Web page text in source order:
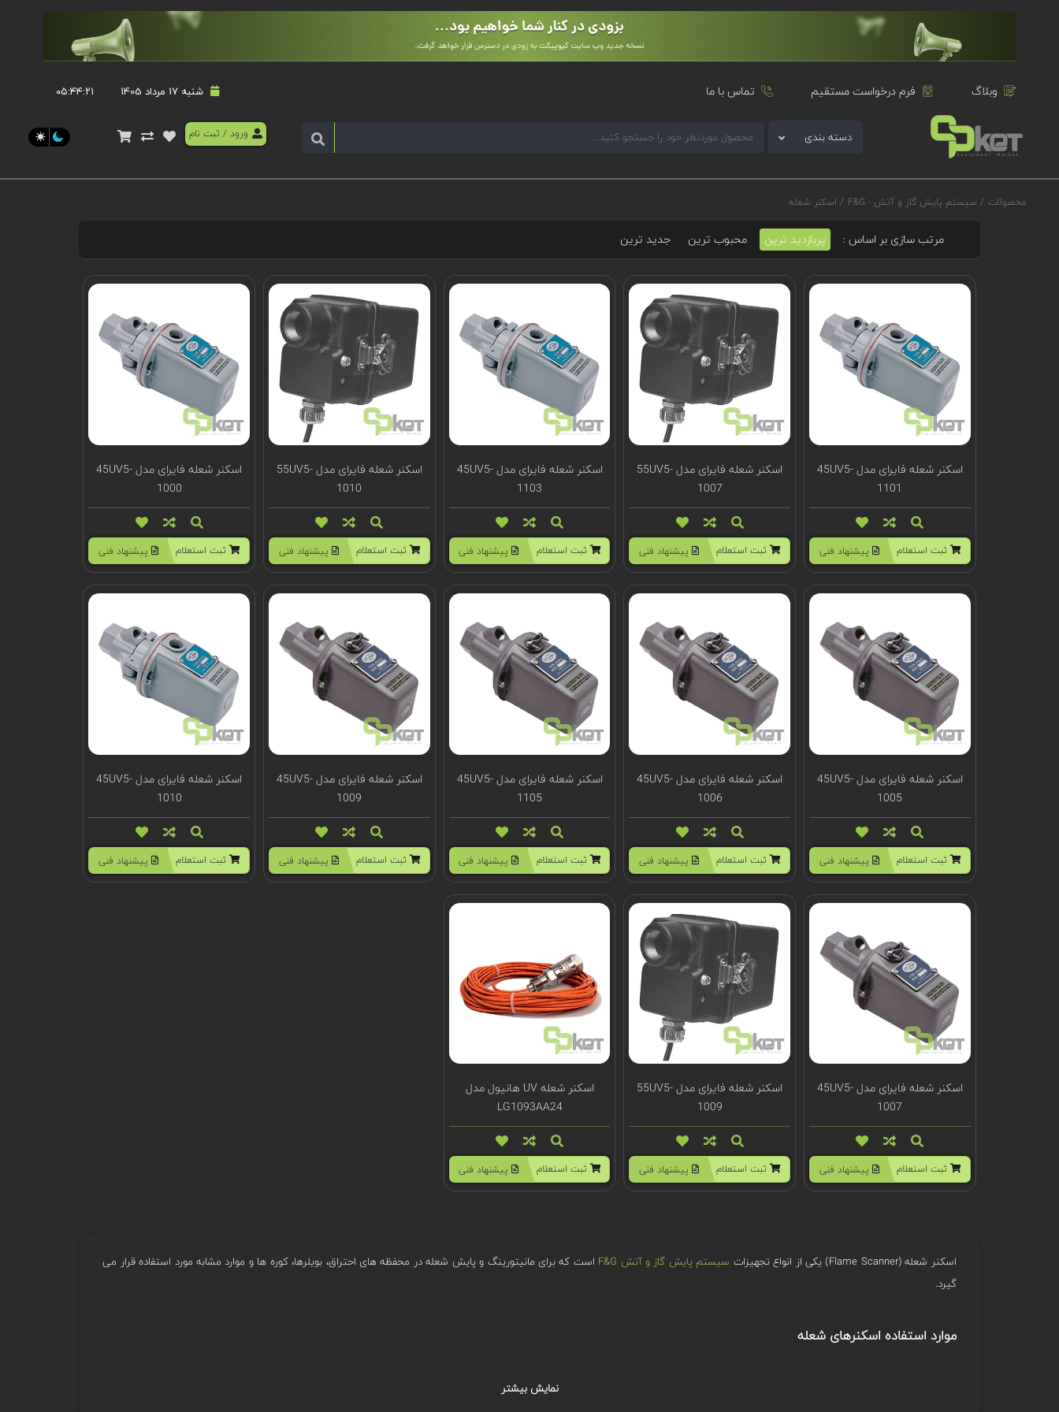
وبلاگ فرم درخواست مستقیم تماس با ما شنبه 17 مرداد 1405 ۰۵:۴۴:۲۲
دسته بندی ورود / ثبت نام
محصولات / سیستم پایش گاز و آتش - F&G / اسکنر شعله
مرتب سازی بر اساس : پربازدید ترین محبوب ترین جدید ترین
اسکنر شعله فایرای مدل 45UV5-
1101
ثبت استعلام پیشنهاد فنی
اسکنر شعله فایرای مدل 55UV5-
1007
ثبت استعلام پیشنهاد فنی
اسکنر شعله فایرای مدل 45UV5-
1103
ثبت استعلام پیشنهاد فنی
اسکنر شعله فایرای مدل 55UV5-
1010
ثبت استعلام پیشنهاد فنی
اسکنر شعله فایرای مدل 45UV5-
1000
ثبت استعلام پیشنهاد فنی
اسکنر شعله فایرای مدل 45UV5-
1005
ثبت استعلام پیشنهاد فنی
اسکنر شعله فایرای مدل 45UV5-
1006
ثبت استعلام پیشنهاد فنی
اسکنر شعله فایرای مدل 45UV5-
1105
ثبت استعلام پیشنهاد فنی
اسکنر شعله فایرای مدل 45UV5-
1009
ثبت استعلام پیشنهاد فنی
اسکنر شعله فایرای مدل 45UV5-
1010
ثبت استعلام پیشنهاد فنی
اسکنر شعله فایرای مدل 45UV5-
1007
ثبت استعلام پیشنهاد فنی
اسکنر شعله فایرای مدل 55UV5-
1009
ثبت استعلام پیشنهاد فنی
اسکنر شعله UV هانیول مدل
LG1093AA24
ثبت استعلام پیشنهاد فنی
اسکنر شعله (Flame Scanner) یکی از انواع تجهیزات سیستم پایش گاز و آتش F&G
است که برای مانیتورینگ و پایش شعله در محفظه های احتراق، بویلرها، کوره ها و موارد مشابه مورد استفاده قرار می
گیرد.
موارد استفاده اسکنرهای شعله
همه شعله ها چه از سوختن چوب، نفت، گاز، زغال سنگ و یا حتی شمع باشند، گرما و نور (انرژی تابشی) تولید می کنند و در طی فرآیند سوزاندن یون ها تشکیل می شوند. تنها تفاوت بین شعله های مختلف
نمایش بیشتر